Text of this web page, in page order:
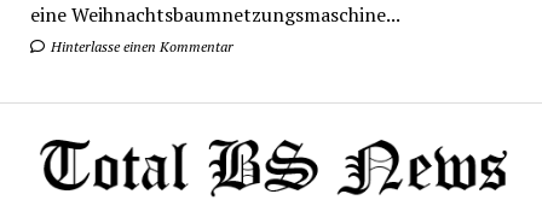
eine Weihnachtsbaumnetzungsmaschine...
Hinterlasse einen Kommentar